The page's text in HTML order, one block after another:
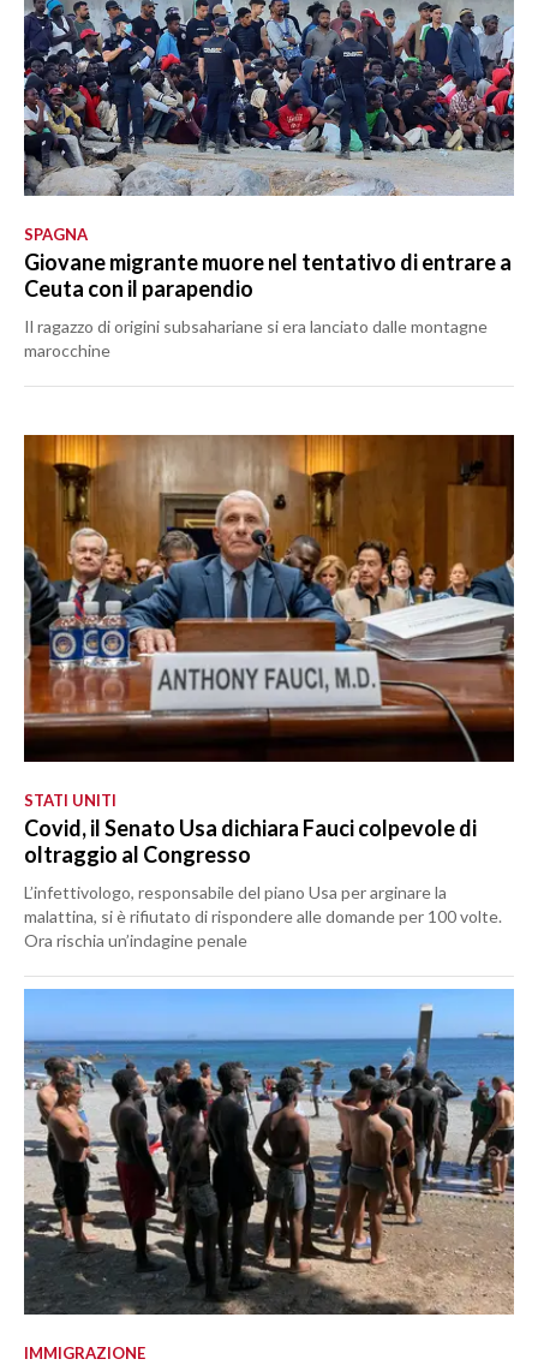
SPAGNA
Giovane migrante muore nel tentativo di entrare a
Ceuta con il parapendio
Il ragazzo di origini subsahariane si era lanciato dalle montagne
marocchine
STATI UNITI
Covid, il Senato Usa dichiara Fauci colpevole di
oltraggio al Congresso
L’infettivologo, responsabile del piano Usa per arginare la
malattina, si è rifiutato di rispondere alle domande per 100 volte.
Ora rischia un’indagine penale
IMMIGRAZIONE